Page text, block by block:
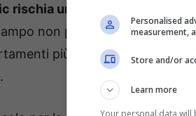
rischia uno stop tra i 20 e i 30
non prima dimarzo. Tra
più approfonditi, ma
Personalised
measurement,
Store and/or
Learn more
Your personal data